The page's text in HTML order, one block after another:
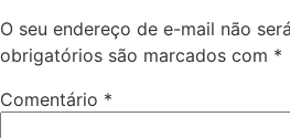
O seu endereço de e-mail não
obrigatórios são marcados com *
Comentário *